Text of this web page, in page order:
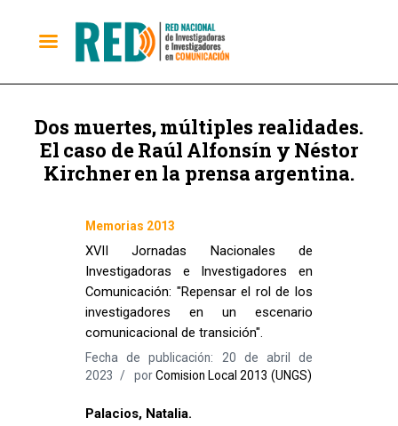
Dos muertes, múltiples realidades.
El caso de Raúl Alfonsín y Néstor
Kirchner en la prensa argentina.
Memorias 2013
XVII Jornadas Nacionales de
Investigadoras e Investigadores en
Comunicación: "Repensar el rol de los
investigadores en un escenario
comunicacional de transición".
Fecha de publicación: 20 de abril de
2023
porComision Local 2013 (UNGS)
Palacios, Natalia.